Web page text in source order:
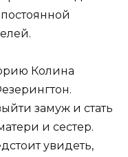
Колина
замуж и стать
и сестер.
увидеть,